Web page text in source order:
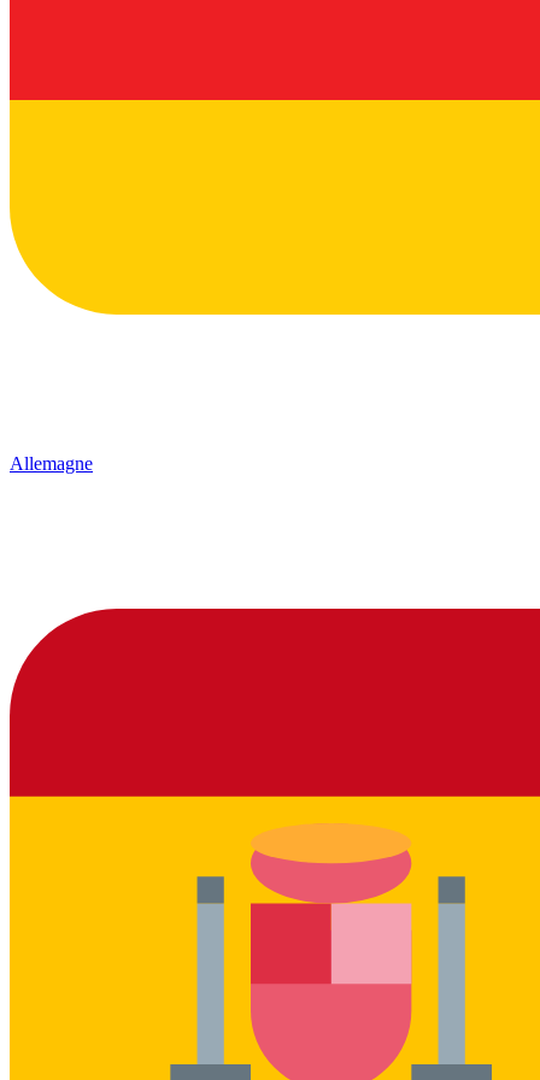
Allemagne